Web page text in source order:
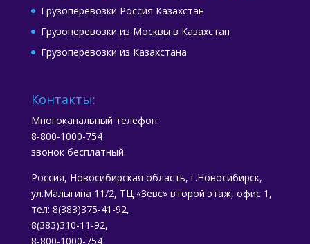
Грузоперевозки Россия Казахстан
Грузоперевозки из Москвы в Казахстан
Грузоперевозки из Казахстана
Контакты:
Многоканальный телефон:
8-800-1000-754
звонок бесплатный.
Россия, Новосибирская область, г.Новосибирск,
ул.Малыгина 11/2, ТЦ «Зевс» второй этаж, офис 1,
тел: 8(383)375-41-92,
8(383)310-11-92,
8-800-1000-754